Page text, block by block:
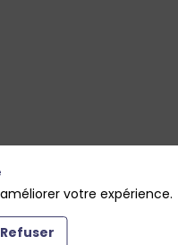
votre navigateur
votre expérience.
Refuser